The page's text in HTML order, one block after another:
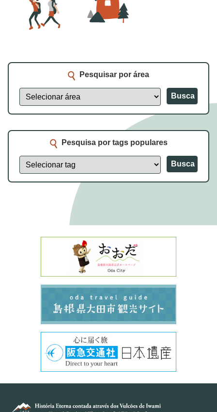
Pesquisar por área
Busca
Pesquisa por tags populares
Busca